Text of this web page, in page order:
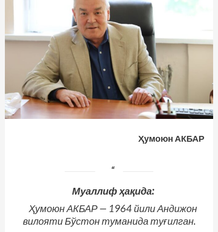
Ҳумоюн АКБАР
Муаллиф ҳақида:
Ҳумоюн АКБАР — 1964 йили Андижон
вилояти Бўстон туманида туғилган.